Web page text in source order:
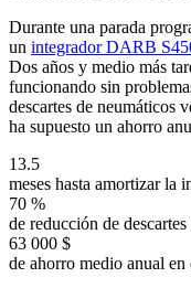
Durante una parada
un integrador DARB
Dos años y medio más
funcionando sin
descartes de neumáticos
ha supuesto un ahorro
13.5
meses hasta amortizar la
70 %
de reducción de
63 000 $
de ahorro medio anual en